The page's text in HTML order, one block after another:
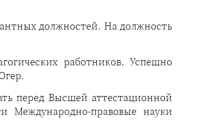
должностей. На должность
работников. Успешно
перед Высшей аттестационной
Международно-правовые науки